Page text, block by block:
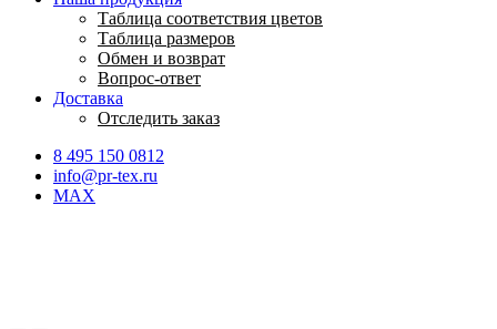
Таблица соответствия цветов
Таблица размеров
Обмен и возврат
Вопрос-ответ
Доставка
Отследить заказ
8 495 150 0812
info@pr-tex.ru
MAX